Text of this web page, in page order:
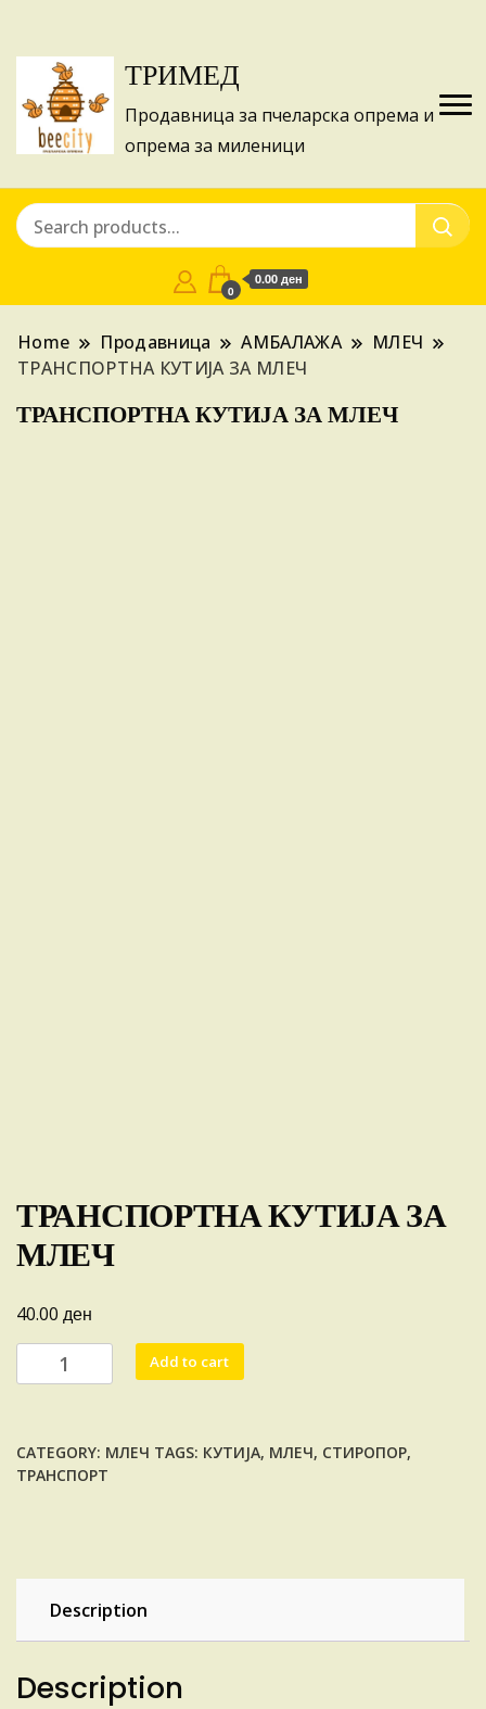
ТРИМЕД
Продавница за пчеларска опрема и
опрема за миленици
0
0.00 ден
Home Продавница АМБАЛАЖА
МЛЕЧ
ТРАНСПОРТНА КУТИЈА ЗА МЛЕЧ
ТРАНСПОРТНА КУТИЈА ЗА МЛЕЧ
ТРАНСПОРТНА КУТИЈА ЗА
МЛЕЧ
40.00 ден
ТРАНСПОРТНА
КУТИЈА
quantity
Add to cart
CATEGORY: МЛЕЧ TAGS: КУТИЈА, МЛЕЧ, СТИРОПОР,
ТРАНСПОРТ
Description
Description